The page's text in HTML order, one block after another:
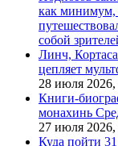
как минимум,
собой
Линч,
цепляет
28 июля 2026,
Книги-
монахинь
27 июля 2026,
Куда пойти